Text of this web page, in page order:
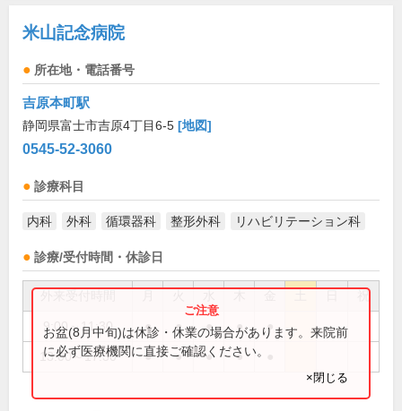
米山記念病院
所在地・電話番号
吉原本町駅
静岡県富士市吉原4丁目6-5 [地図]
0545-52-3060
診療科目
内科 外科 循環器科 整形外科 リハビリテーション科
診療/受付時間・休診日
祝
9:00～11:30 ● ● ● ● ●
13:00～17:30 ● ● ● ●
お盆(8月中旬)は休診・休業の場合があります。来院前
に必ず医療機関に直接ご確認ください。
×閉じる